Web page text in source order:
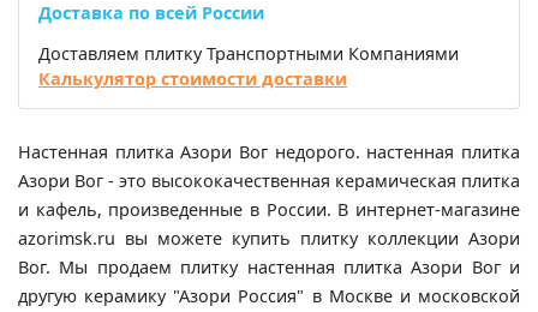
Доставка по всей России
Доставляем плитку Транспортными Компаниями
Калькулятор стоимости доставки
Настенная плитка Азори Вог недорого. настенная плитка
Азори Вог - это высококачественная керамическая плитка
и кафель, произведенные в России. В интернет-магазине
azorimsk.ru вы можете купить плитку коллекции Азори
Вог. Мы продаем плитку настенная плитка Азори Вог и
другую керамику "Азори Россия" в Москве и московской